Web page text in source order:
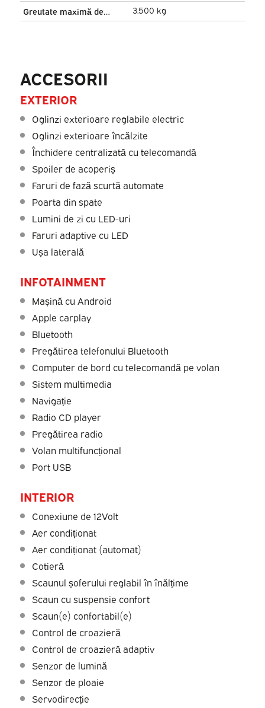
Greutate maximă de
3.500 kg
ACCESORII
EXTERIOR
Oglinzi exterioare reglabile electric
Oglinzi exterioare încălzite
Închidere centralizată cu telecomandă
Spoiler de acoperiș
Faruri de fază scurtă automate
Poarta din spate
Lumini de zi cu LED-uri
Faruri adaptive cu LED
Ușa laterală
INFOTAINMENT
Mașină cu Android
Apple carplay
Bluetooth
Pregătirea telefonului Bluetooth
Computer de bord cu telecomandă pe volan
Sistem multimedia
Navigație
Radio CD player
Pregătirea radio
Volan multifuncțional
Port USB
INTERIOR
Conexiune de 12Volt
Aer condiționat
Aer condiționat (automat)
Cotieră
Scaunul șoferului reglabil în înălțime
Scaun cu suspensie confort
Scaun(e) confortabil(e)
Control de croazieră
Control de croazieră adaptiv
Senzor de lumină
Senzor de ploaie
Servodirecție